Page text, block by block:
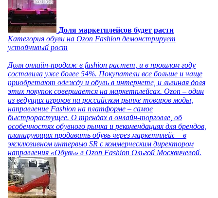
Доля маркетплейсов будет расти
Категория обуви на Ozon Fashion демонстрирует
устойчивый рост
Доля онлайн-продаж в fashion растет, и в прошлом году
составила уже более 54%. Покупатели все больше и чаще
приобретают одежду и обувь в интернете, и львиная доля
этих покупок совершается на маркетплейсах. Ozon – один
из ведущих игроков на российском рынке товаров моды,
направление Fashion на платформе – самое
быстрорастущее. О трендах в онлайн-торговле, об
особенностях обувного рынка и рекомендациях для брендов,
планирующих продавать обувь через маркетплейс – в
эксклюзивном интервью SR с коммерческим директором
направления «Обувь» в Ozon Fashion Ольгой Москвичевой.